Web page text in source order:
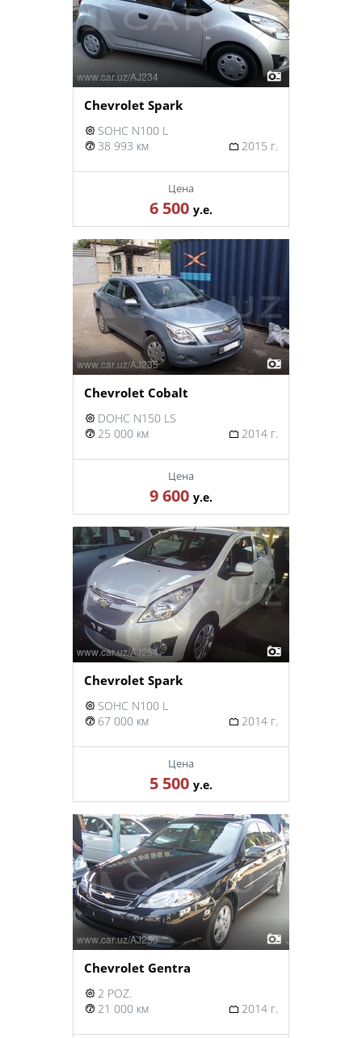
Chevrolet Spark
SOHC N100 L
38 993 км
2015 г.
Цена
6 500 у.е.
Chevrolet Cobalt
DOHC N150 LS
25 000 км
2014 г.
Цена
9 600 у.е.
Chevrolet Spark
SOHC N100 L
67 000 км
2014 г.
Цена
5 500 у.е.
Chevrolet Gentra
2 POZ.
21 000 км
2014 г.